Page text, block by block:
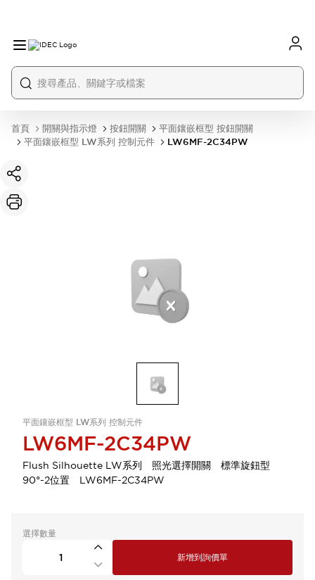
首頁 開關與指示燈 按鈕開關
平面鑲嵌框型 按鈕開關
平面鑲嵌框型 LW系列 控制元件
LW6MF-2C34PW
平面鑲嵌框型 LW系列 控制元件
LW6MF-2C34PW
Flush Silhouette LW系列 照光選擇開關 標準旋鈕型
90°-2位置 LW6MF-2C34PW
選擇數量
新增到詢價單